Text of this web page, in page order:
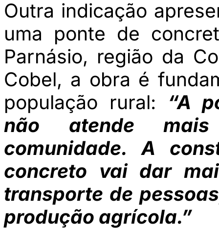
Outra indicação
uma ponte de
Parnásio, região da
Cobel, a obra é
população rural: “A
não atende
comunidade. A
concreto vai dar
transporte de
produção agrícola.”